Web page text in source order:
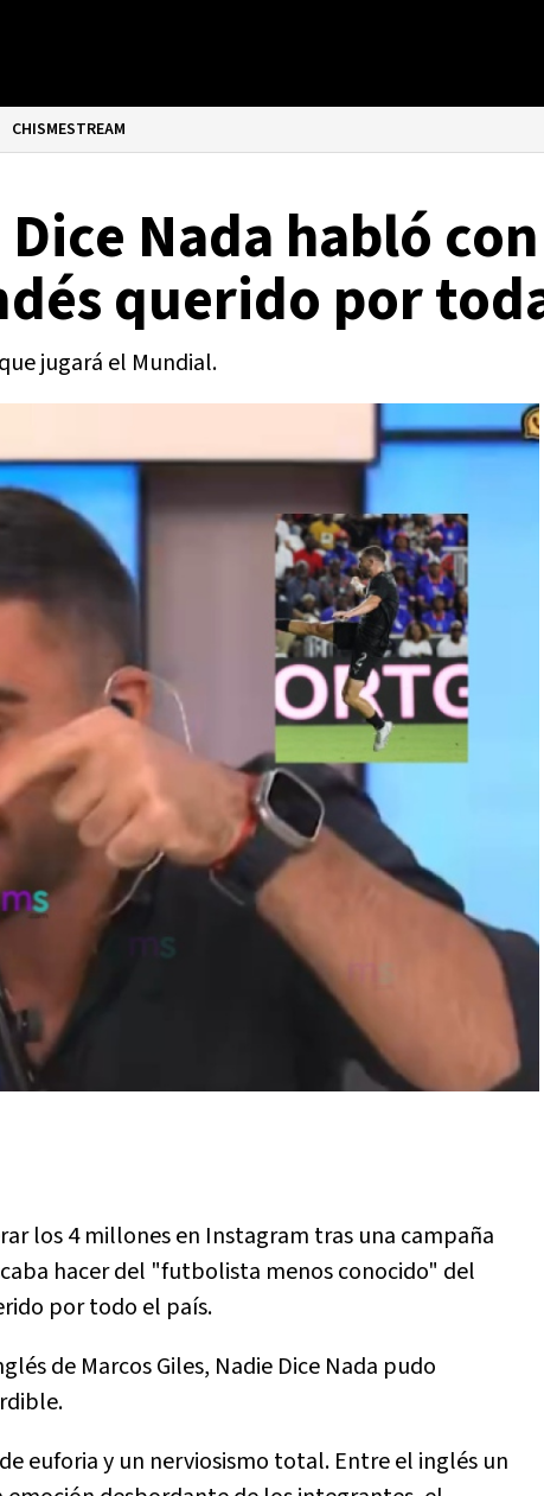
CHISMESTREAM
Nada habló
querido por
jugará el Mundial.
los 4 millones en Instagram tras una campaña
hacer del "futbolista menos conocido" del
por todo el país.
de Marcos Giles, Nadie Dice Nada pudo
euforia y un nerviosismo total. Entre el inglés un